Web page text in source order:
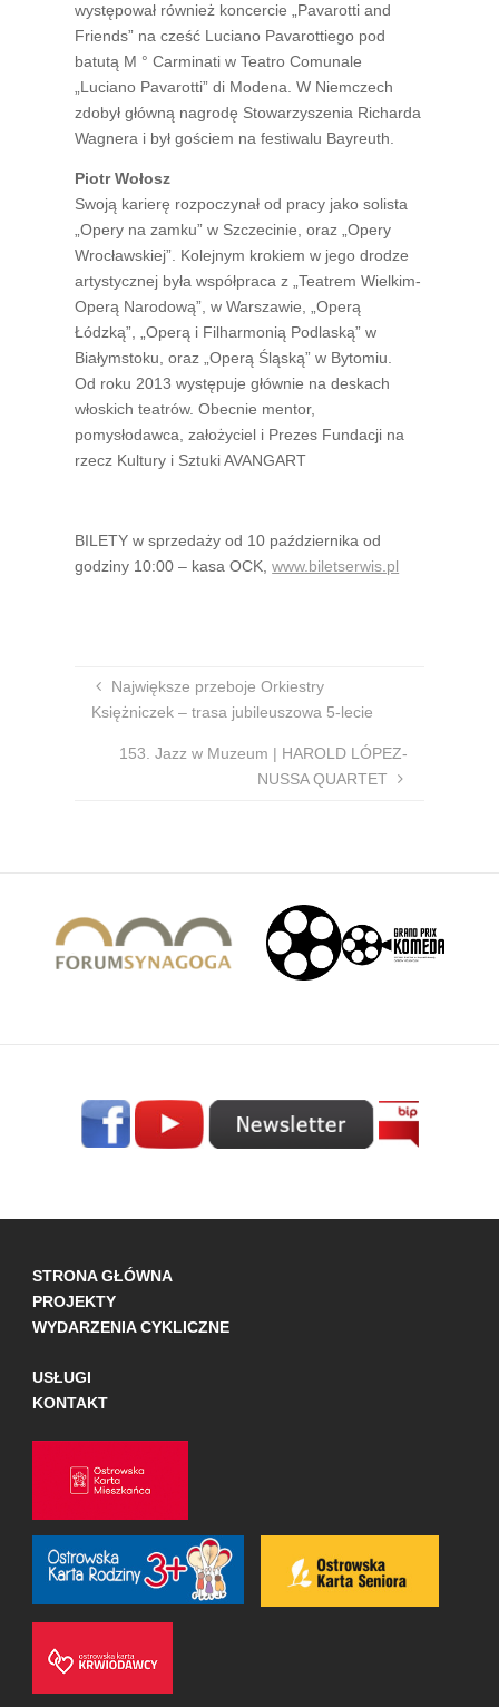
występował również koncercie „Pavarotti and
Friends” na cześć Luciano Pavarottiego pod
batutą M ° Carminati w Teatro Comunale
„Luciano Pavarotti” di Modena. W Niemczech
zdobył główną nagrodę Stowarzyszenia Richarda
Wagnera i był gościem na festiwalu Bayreuth.
Piotr Wołosz
Swoją karierę rozpoczynał od pracy jako solista
„Opery na zamku” w Szczecinie, oraz „Opery
Wrocławskiej”. Kolejnym krokiem w jego drodze
artystycznej była współpraca z „Teatrem Wielkim-
Operą Narodową”, w Warszawie, „Operą
Łódzką”, „Operą i Filharmonią Podlaską” w
Białymstoku, oraz „Operą Śląską” w Bytomiu.
Od roku 2013 występuje głównie na deskach
włoskich teatrów. Obecnie mentor,
pomysłodawca, założyciel i Prezes Fundacji na
rzecz Kultury i Sztuki AVANGART
BILETY w sprzedaży od 10 października od
godziny 10:00 – kasa OCK,www.biletserwis.pl
Największe przeboje Orkiestry
Księżniczek – trasa jubileuszowa 5-lecie
153. Jazz w Muzeum | HAROLD LÓPEZ-
NUSSA QUARTET
STRONA GŁÓWNA
PROJEKTY
WYDARZENIA CYKLICZNE
USŁUGI
KONTAKT